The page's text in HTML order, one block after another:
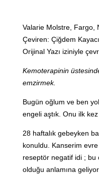
Valarie Molstre, Fargo,
Çeviren: Çiğdem
Orijinal Yazı iziniyle
Kemoterapinin
emzirmek.
Bugün oğlum ve ben
engeli aştık. Onu ilk kez
28 haftalık gebeyken
konuldu. Kanserim
reseptör negatif idi ;
olduğu anlamına